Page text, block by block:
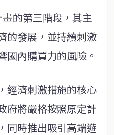
的第三階段，其主
的發展，並持續刺激
國內購買力的風險。
經濟刺激措施的核心
府將嚴格按照原定計
同時推出吸引高端遊